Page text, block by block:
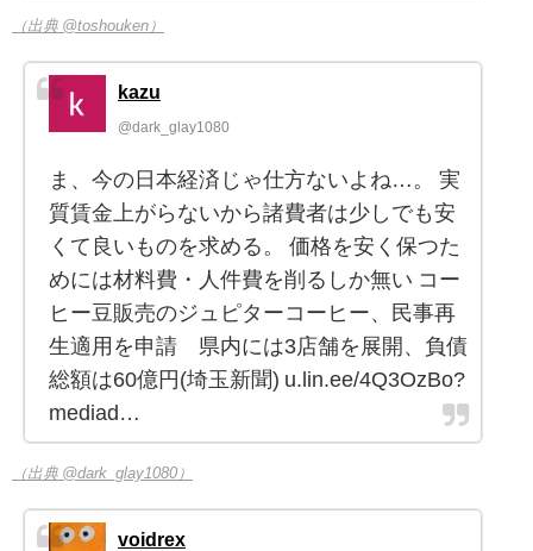
（出典 @toshouken）
kazu
@dark_glay1080
ま、今の日本経済じゃ仕方ないよね…。 実
質賃金上がらないから諸費者は少しでも安
くて良いものを求める。 価格を安く保つた
めには材料費・人件費を削るしか無い コー
ヒー豆販売のジュピターコーヒー、民事再
生適用を申請 県内には3店舗を展開、負債
総額は60億円(埼玉新聞) u.lin.ee/4Q3OzBo?
mediad…
（出典 @dark_glay1080）
voidrex